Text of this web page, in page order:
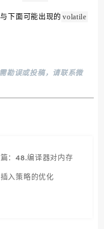
下面可能出现的 volatile
勘误或投稿，请联系微
：48.编译器对内存
入策略的优化